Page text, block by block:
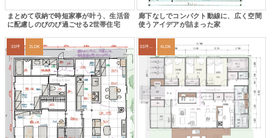
まとめて収納で時短家事が叶う、生活音
に配慮しのびのび過ごせる2世帯住宅
廊下なしでコンパクト動線に、広く空間
使うアイデアが詰まった家
33坪 2LDK 33坪～36坪 4LDK